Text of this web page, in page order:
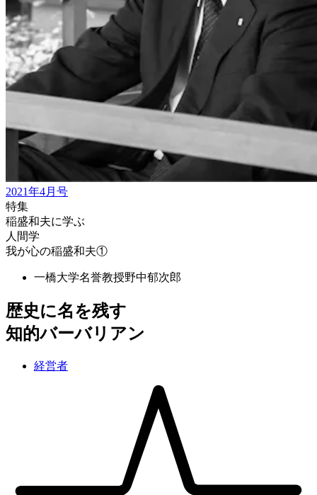
2021年4月号
特集
稲盛和夫に学ぶ
人間学
我が心の稲盛和夫①
一橋大学名誉教授野中郁次郎
歴史に名を残す
知的バーバリアン
経営者